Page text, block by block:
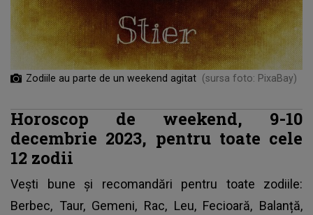
Zodiile au parte de un weekend agitat (sursa foto: PixaBay)
Horoscop de weekend, 9-10
decembrie 2023, pentru toate cele
12 zodii
Vești bune și recomandări pentru toate zodiile:
Berbec, Taur, Gemeni, Rac, Leu, Fecioară, Balanță,